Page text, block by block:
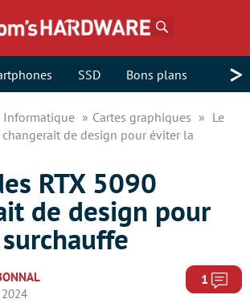
SSD Bons plans >
Informatique Cartes graphiques
Le
changerait de design pour éviter la
RTX 5090
de design pour
1